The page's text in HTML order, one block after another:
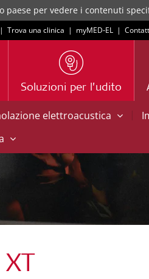
paese per vedere i contenuti
| Trova una clinica | myMED‑EL |
Soluzioni per l’udito
elettroacustica |